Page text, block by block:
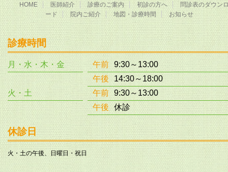
HOME 医師紹介 診療のご案内 初診の方へ
問診表のダウン
ード
院内ご紹介 地図・診療時間 お知らせ
診療時間
月・水・木・金 午前
9:30～13:00
午後
14:30～18:00
火・土
午前
9:30～13:00
午後
休診
休診日
火・土の午後、日曜日・祝日